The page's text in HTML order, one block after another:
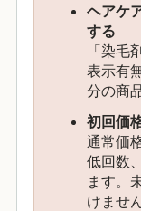
ヘアケ
する
「染毛
表示有
分の商
初回価
通常価
低回数
ます。
けません